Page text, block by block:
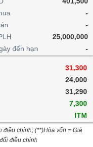
-
-
25,000,000
đến hạn
-
31,300
24,000
31,290
7,300
ITM
điều chỉnh; (**)Hòa vốn = Giá
điều chỉnh